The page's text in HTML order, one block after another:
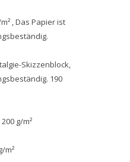
, Das Papier ist
Skizzenblock,
190
g/m²
m²